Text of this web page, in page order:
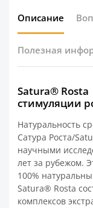
Описание
Полезная
Satura® Rosta
стимуляции
Натуральность
Сатура Роста/
научными
лет за рубежом.
100%
Satura® Rosta
комплексов